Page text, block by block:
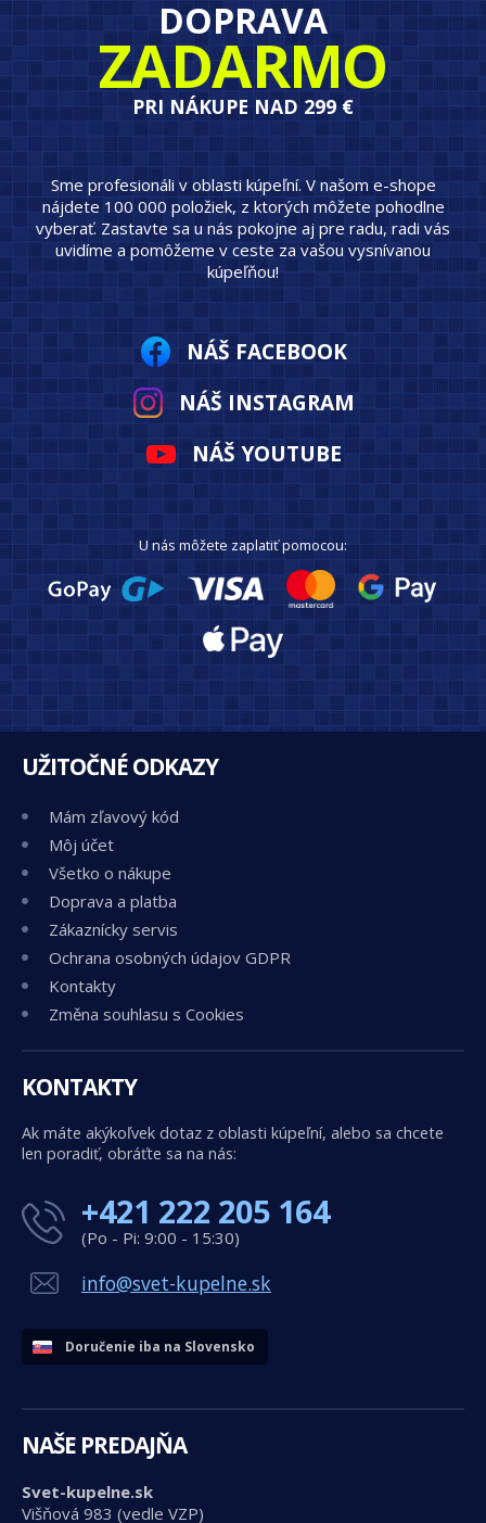
DOPRAVA
ZADARMO
PRI NÁKUPE NAD 299 €
Sme profesionáli v oblasti kúpeľní. V našom e-shope
nájdete 100 000 položiek, z ktorých môžete pohodlne
vyberať. Zastavte sa u nás pokojne aj pre radu, radi vás
uvidíme a pomôžeme v ceste za vašou vysnívanou
kúpeľňou!
NÁŠ FACEBOOK
NÁŠ INSTAGRAM
NÁŠ YOUTUBE
U nás môžete zaplatiť pomocou:
UŽITOČNÉ ODKAZY
Mám zľavový kód
Môj účet
Všetko o nákupe
Doprava a platba
Zákaznícky servis
Ochrana osobných údajov GDPR
Kontakty
Změna souhlasu s Cookies
KONTAKTY
Ak máte akýkoľvek dotaz z oblasti kúpeľní, alebo sa chcete
len poradiť, obráťte sa na nás:
+421 222 205 164
(Po - Pi: 9:00 - 15:30)
info@svet-kupelne.sk
Doručenie iba na Slovensko
NAŠE PREDAJŇA
Svet-kupelne.sk
Višňová 983 (vedle VZP)